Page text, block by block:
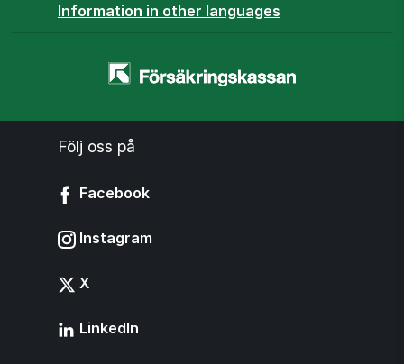
Information in other languages
Startsidan
Följ oss på
Facebook
Instagram
X
LinkedIn